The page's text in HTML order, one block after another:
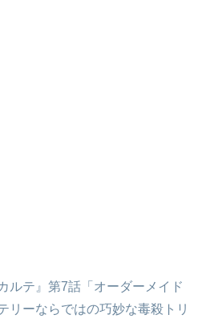
ルテ』第7話「オーダーメイド
リーならではの巧妙な毒殺トリ